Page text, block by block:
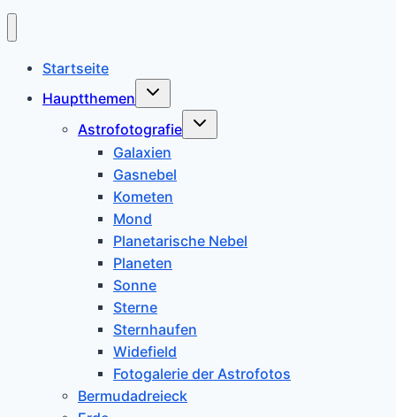
Startseite
Hauptthemen
Untermenü
Astrofotografie
Untermenü
Galaxien
Gasnebel
Kometen
Mond
Planetarische Nebel
Planeten
Sonne
Sterne
Sternhaufen
Widefield
Fotogalerie der Astrofotos
Bermudadreieck